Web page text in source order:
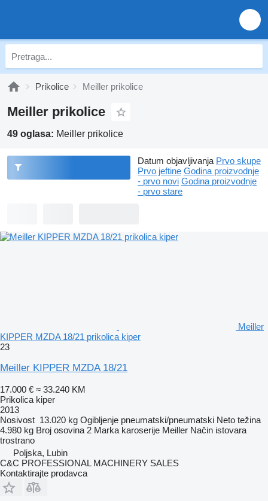
Prikolice Meiller prikolice
Meiller prikolice
49 oglasa: Meiller prikolice
Datum objavljivanja Prvo skupe
Prvo jeftine Godina proizvodnje
- prvo novi Godina proizvodnje
- prvo stare
Meiller
KIPPER MZDA 18/21 prikolica kiper
23
Meiller KIPPER MZDA 18/21
17.000 € ≈ 33.240 KM
Prikolica kiper
2013
Nosivost 13.020 kg Ogibljenje pneumatski/pneumatski Neto težina
4.980 kg Broj osovina 2 Marka karoserije Meiller Način istovara
trostrano
Poljska, Lubin
C&C PROFESSIONAL MACHINERY SALES
Kontaktirajte prodavca